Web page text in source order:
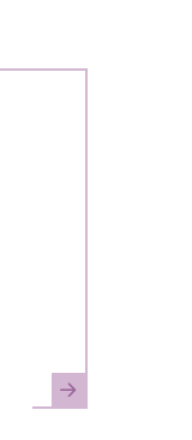
Learn more